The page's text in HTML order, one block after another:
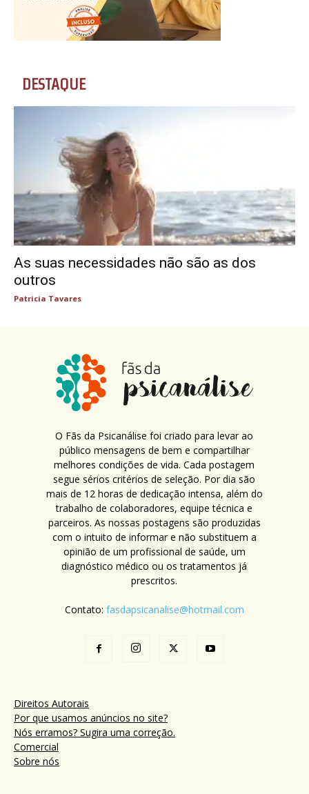
DESTAQUE
As suas necessidades não são as dos
outros
Patricia Tavares
O Fãs da Psicanálise foi criado para levar ao
público mensagens de bem e compartilhar
melhores condições de vida. Cada postagem
segue sérios critérios de seleção. Por dia são
mais de 12 horas de dedicação intensa, além do
trabalho de colaboradores, equipe técnica e
parceiros. As nossas postagens são produzidas
com o intuito de informar e não substituem a
opinião de um profissional de saúde, um
diagnóstico médico ou os tratamentos já
prescritos.
Contato: fasdapsicanalise@hotmail.com
Direitos Autorais
Por que usamos anúncios no site?
Nós erramos? Sugira uma correção.
Comercial
Sobre nós